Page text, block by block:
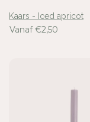
Kaars - Iced apricot
Vanaf €2,50